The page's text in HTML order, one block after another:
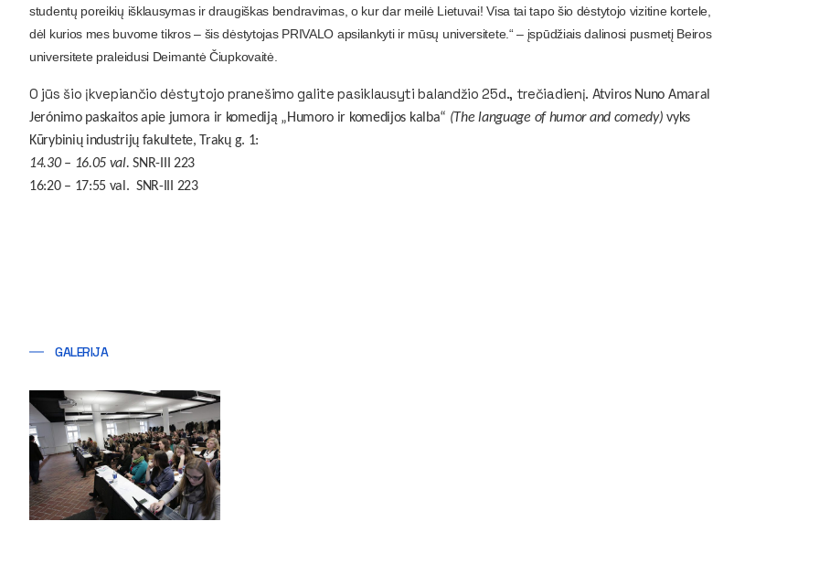
studentų poreikių išklausymas ir draugiškas bendravimas, o kur dar meilė Lietuvai! Visa tai tapo šio dėstytojo vizitine kortele,
dėl kurios mes buvome tikros – šis dėstytojas PRIVALO apsilankyti ir mūsų universitete.“ – įspūdžiais dalinosi pusmetį Beiros
universitete praleidusi Deimantė Čiupkovaitė.
O jūs šio įkvepiančio dėstytojo pranešimo galite pasiklausyti balandžio 25d., trečiadienį. Atviros Nuno Amaral
Jerónimo paskaitos apie jumora ir komediją „Humoro ir komedijos kalba“ (The language of humor and comedy) vyks
Kūrybinių industrijų fakultete, Trakų g. 1:
14.30 – 16.05 val.SNR-III 223
16:20 – 17:55 val. SNR-III 223
GALERIJA